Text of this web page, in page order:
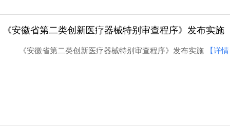
《安徽省第二类创新医疗器械特别审查程序》发布实施
《安徽省第二类创新医疗器械特别审查程序》发布实施 【详